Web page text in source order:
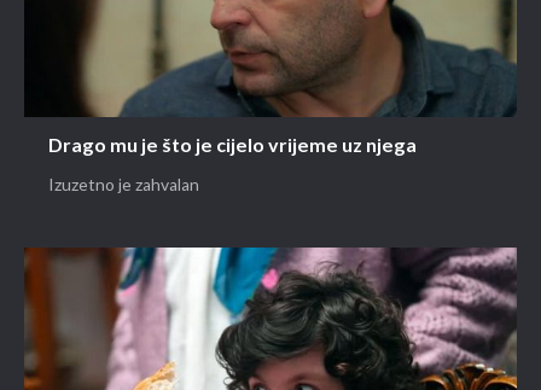
Drago mu je što je cijelo vrijeme uz njega
Izuzetno je zahvalan